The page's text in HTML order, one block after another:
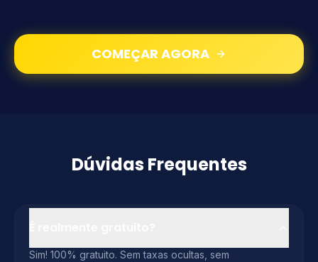
COMEÇAR AGORA
Dúvidas Frequentes
Sim! 100% gratuito. Sem taxas ocultas, sem